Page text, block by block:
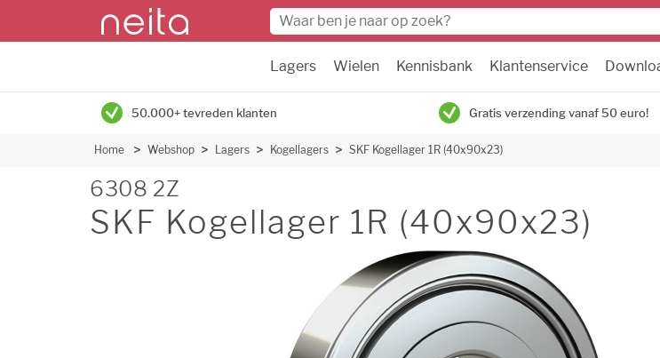
Lagers Wielen Kennisbank Klantenservice
50.000+ tevreden klanten Gratis verzending vanaf 50 euro!
Home Webshop Lagers Kogellagers SKF Kogellager 1R (40x90x23)
6308 2Z
SKF Kogellager 1R (40x90x23)